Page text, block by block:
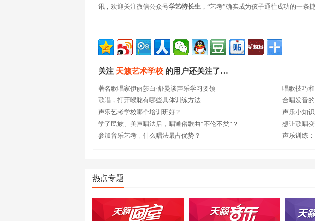
讯，欢迎关注微信公众号学艺特长生 ，“艺考”确实成为孩子通往成功的一条
关注 天籁艺术学校 的用户还关注了…
著名歌唱家伊丽莎白·舒曼谈声乐学习要领
歌唱，打开喉咙有哪些具体训练方法
声乐艺考学校哪个培训班好？
学了民族、美声唱法后，唱通俗歌曲“不伦不类”？
参加音乐艺考，什么唱法最占优势？
唱歌技巧
合唱发音
声乐小知识
想让歌唱
声乐训练
热点专题